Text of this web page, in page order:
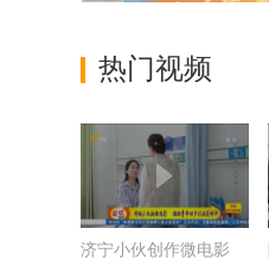
热门视频
济宁小伙创作微电影